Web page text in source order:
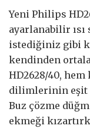
Yeni Philips
ayarlanabilir
istediğiniz gibi
kendinden
HD2628/40,
dilimlerinin eşit
Buz çözme
ekmeği